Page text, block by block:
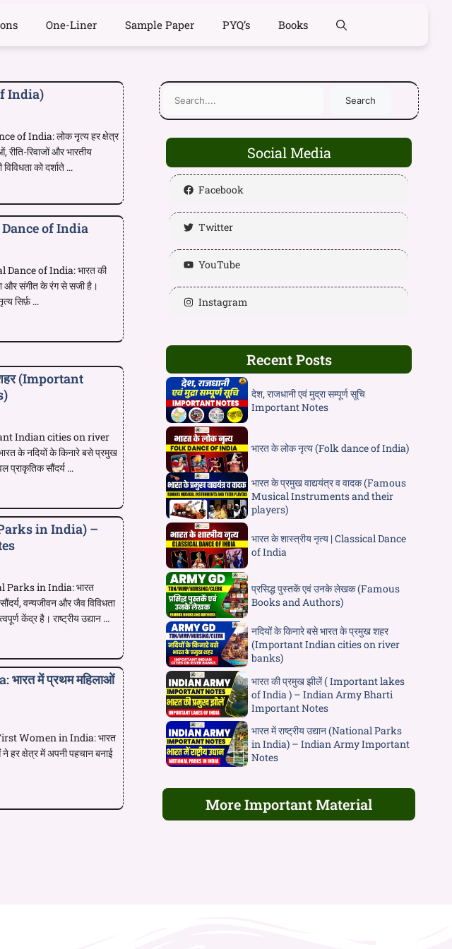
One-Liner Sample Paper PYQ’s Books
India)
of India: लोक नृत्य हर क्षेत्र
रीति-रिवाजों और भारतीय
को दर्शाते ...
Dance of India
Dance of India: भारत की
और संगीत के रंग से सजी है।
सिर्फ़ ...
शहर (Important
Indian cities on river
के नदियों के किनारे बसे प्रमुख
प्राकृतिक सौंदर्य ...
Parks in India) –
Parks in India: भारत
वन्यजीवन और जैव विविधता
केंद्र है। राष्ट्रीय उद्यान ...
में प्रथम महिलाओं
Women in India: भारत
हर क्षेत्र में अपनी पहचान बनाई
Search
Social Media
Facebook
Twitter
YouTube
Instagram
Recent Posts
देश, राजधानी एवं मुद्रा सम्पूर्ण सूचि
Important Notes
भारत के लोक नृत्य (Folk dance of India)
भारत के प्रमुख वाद्ययंत्र व वादक (Famous
Musical Instruments and their
players)
भारत के शास्त्रीय नृत्य | Classical Dance
of India
प्रसिद्ध पुस्तकें एवं उनके लेखक (Famous
Books and Authors)
नदियों के किनारे बसे भारत के प्रमुख शहर
(Important Indian cities on river
banks)
भारत की प्रमुख झीलें ( Important lakes
of India ) – Indian Army Bharti
Important Notes
भारत में राष्ट्रीय उद्यान (National Parks
in India) – Indian Army Important
Notes
More Important Material